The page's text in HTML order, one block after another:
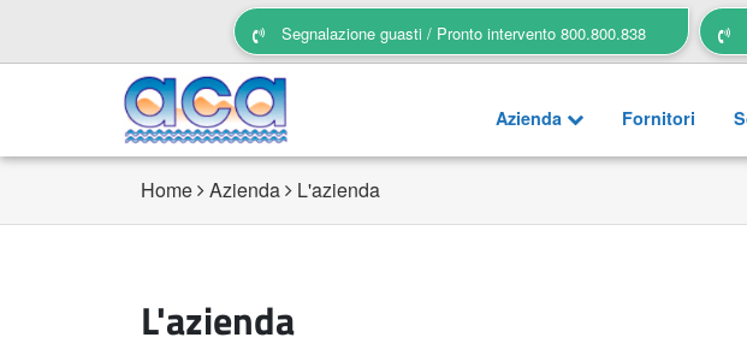
Segnalazione guasti / Pronto intervento 800.800.838
Azienda Fornitori
Home Azienda L'azienda
L'azienda